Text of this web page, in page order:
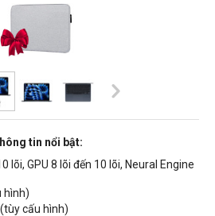
tin nổi bật:
lõi, GPU 8 lõi đến 10 lõi, Neural Engine
hình)
cấu hình)